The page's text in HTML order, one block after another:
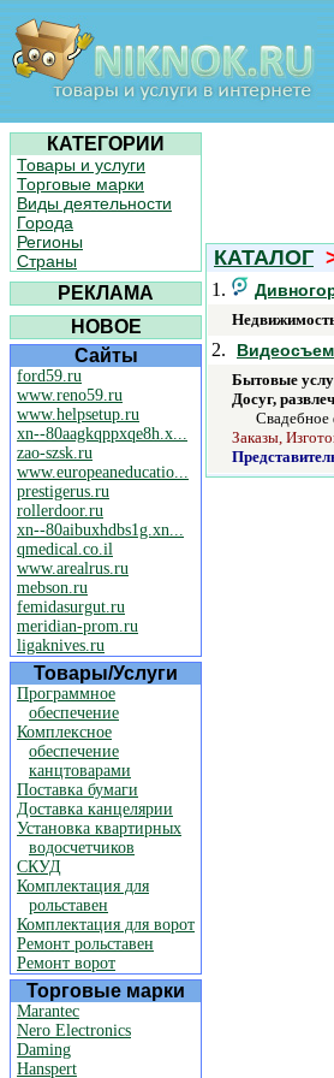
КАТЕГОРИИ
Товары и услуги
Торговые марки
Виды деятельности
Города
Регионы
Страны
РЕКЛАМА
НОВОЕ
Сайты
ford59.ru
www.reno59.ru
www.helpsetup.ru
xn--80aagkqppxqe8h.x...
zao-szsk.ru
www.europeaneducatio...
prestigerus.ru
rollerdoor.ru
xn--80aibuxhdbs1g.xn...
qmedical.co.il
www.arealrus.ru
mebson.ru
femidasurgut.ru
meridian-prom.ru
ligaknives.ru
Товары/Услуги
Программное
обеспечение
Комплексное
обеспечение
канцтоварами
Поставка бумаги
Доставка канцелярии
Установка квартирных
водосчетчиков
СКУД
Комплектация для
рольставен
Комплектация для ворот
Ремонт рольставен
Ремонт ворот
Торговые марки
Marantec
Nero Electronics
Daming
Hanspert
КАТАЛОГ
1.
2.
Бытовые
Досуг,
Заказы,